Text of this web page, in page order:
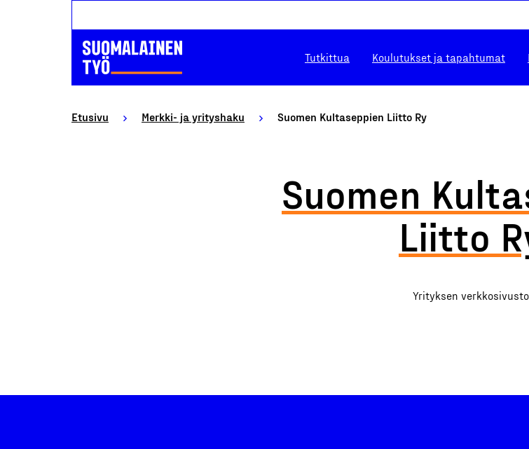
Tutkittua Koulutukset ja tapahtumat
Etusivu Merkki- ja yrityshaku Suomen Kultaseppien Liitto Ry
Suomen
Liitto
Yrityksen verkkosivusto